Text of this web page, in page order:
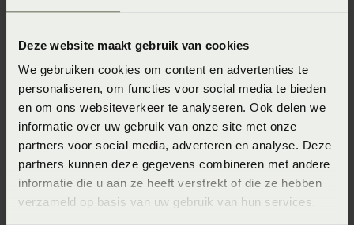
Deze website maakt gebruik van cookies
We gebruiken cookies om content en advertenties te
personaliseren, om functies voor social media te bieden
en om ons websiteverkeer te analyseren. Ook delen we
informatie over uw gebruik van onze site met onze
partners voor social media, adverteren en analyse. Deze
partners kunnen deze gegevens combineren met andere
informatie die u aan ze heeft verstrekt of die ze hebben
verzameld op basis van uw gebruik van hun services.
bemiddelingsdeskundige vastgelegde schikking, een en
ander tenzij de deelnemer het bindend advies binnen
twee maanden na dagtekening daarvan ter toetsing aan
de rechter heeft voorgelegd en voor zover op de
overeenkomst, die ten grondslag ligt aan het bindend
advies of de schikkingsovereenkomst geen beroep op de
aanbetalingsgarantie gedaan kan worden.
Meer hierover is na te lezen in onderstaand document;
Actuele CBW-voorwaarden